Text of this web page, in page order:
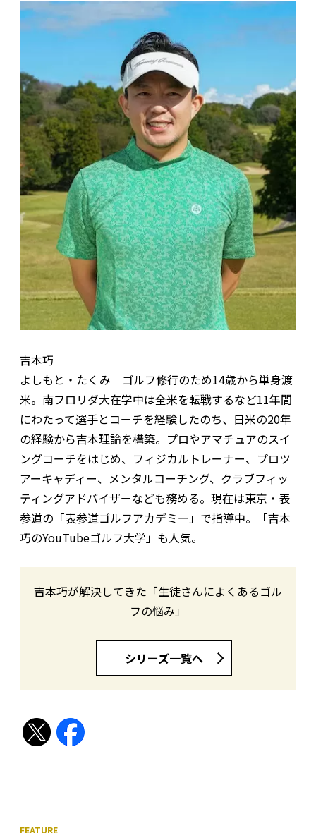
吉本巧
よしもと・たくみ ゴルフ修行のため14歳から単身渡
米。南フロリダ大在学中は全米を転戦するなど11年間
にわたって選手とコーチを経験したのち、日米の20年
の経験から吉本理論を構築。プロやアマチュアのスイ
ングコーチをはじめ、フィジカルトレーナー、プロツ
アーキャディー、メンタルコーチング、クラブフィッ
ティングアドバイザーなども務める。現在は東京・表
参道の「表参道ゴルフアカデミー」で指導中。「吉本
巧のYouTubeゴルフ大学」も人気。
吉本巧が解決してきた「生徒さんによくあるゴル
フの悩み」
シリーズ一覧へ